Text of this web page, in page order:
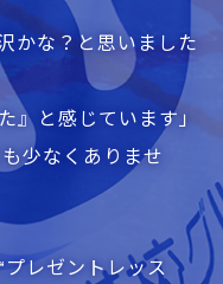
かな？と思いました
』と感じています」
少なくありませ
レゼントレッス